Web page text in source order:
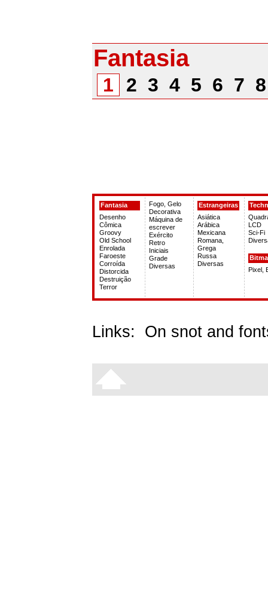
Fantasia
1 2 3 4 5 6 7
Fantasia
Desenho
Cômica
Groovy
Old School
Enrolada
Faroeste
Corroída
Distorcida
Destruição
Terror
Fogo, Gelo
Decorativa
Máquina de
escrever
Exército
Retro
Iniciais
Grade
Diversas
Estrangeiras
Asiática
Arábica
Mexicana
Romana,
Grega
Russa
Diversas
LCD
Sci-Fi
Pixel,
Links: On snot and